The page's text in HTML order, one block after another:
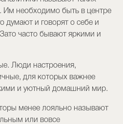
Им необходимо быть в центре
думают и говорят о себе и
часто бывают яркими и
Люди настроения,
для которых важнее
и уютный домашний мир.
менее лояльно называют
или вовсе